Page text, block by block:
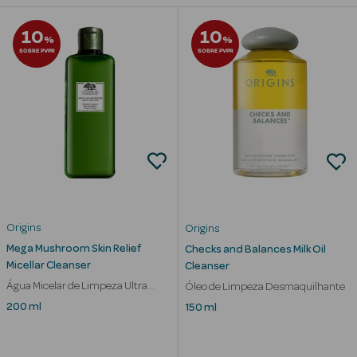
Beauty Season
Cuidados de
Cabelo
Beauty Season
Maquilhagem
Beauty Season
Nutricosmética
Beauty Season
Perfumes
10%
SOBRE PVPR
Origins
Mega Mushroom Skin Relief
Micellar Cleanser
Água Micelar de Limpeza Ultra
Suave Calmante
200 ml
10%
SOBRE PVPR
Origins
Checks and Balances Milk Oil
Cleanser
Óleo de Limpeza Desmaquilhante
150 ml